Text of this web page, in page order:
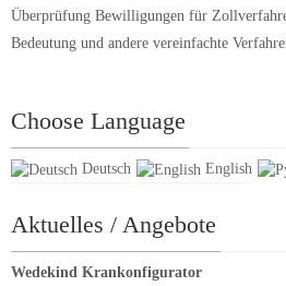
Überprüfung Bewilligungen für
Bedeutung und andere vereinfachte
Choose Language
Deutsch English
Aktuelles / Angebote
Wedekind Krankonfigurator